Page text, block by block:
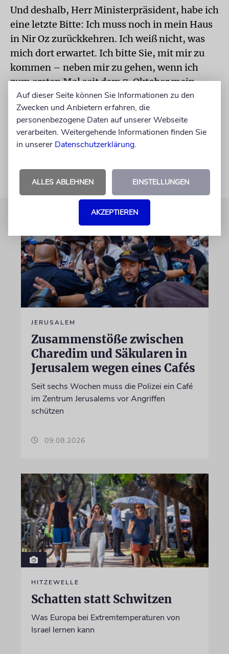
Und deshalb, Herr Ministerpräsident, habe ich
eine letzte Bitte: Ich muss noch in mein Haus
in Nir Oz zurückkehren. Ich weiß nicht, was
mich dort erwartet. Ich bitte Sie, mit mir zu
kommen – neben mir zu gehen, wenn ich
zum ersten Mal seit dem 7. Oktober mein
Haus betrete. Lassen Sie uns dies gemeinsam
tun. Denn wenn wir dieser Tragödie nicht ins
Auge sehen, werden wir uns nie davon
erholen können.
JERUSALEM
Zusammenstöße zwischen
Charedim und Säkularen in
Jerusalem wegen eines Cafés
Seit sechs Wochen muss die Polizei ein Café
im Zentrum Jerusalems vor Angriffen
schützen
09.08.2026
HITZEWELLE
Schatten statt Schwitzen
Was Europa bei Extremtemperaturen von
Israel lernen kann
Auf dieser Seite können Sie Informationen zu den
Zwecken und Anbietern erfahren, die
personenbezogene Daten auf unserer Webseite
verarbeiten. Weitergehende Informationen finden Sie
in unserer Datenschutzerklärung.
ALLES ABLEHNEN EINSTELLUNGEN
AKZEPTIEREN